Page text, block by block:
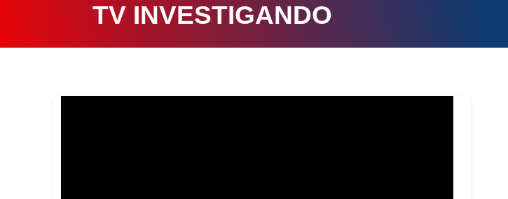
TV INVESTIGANDO